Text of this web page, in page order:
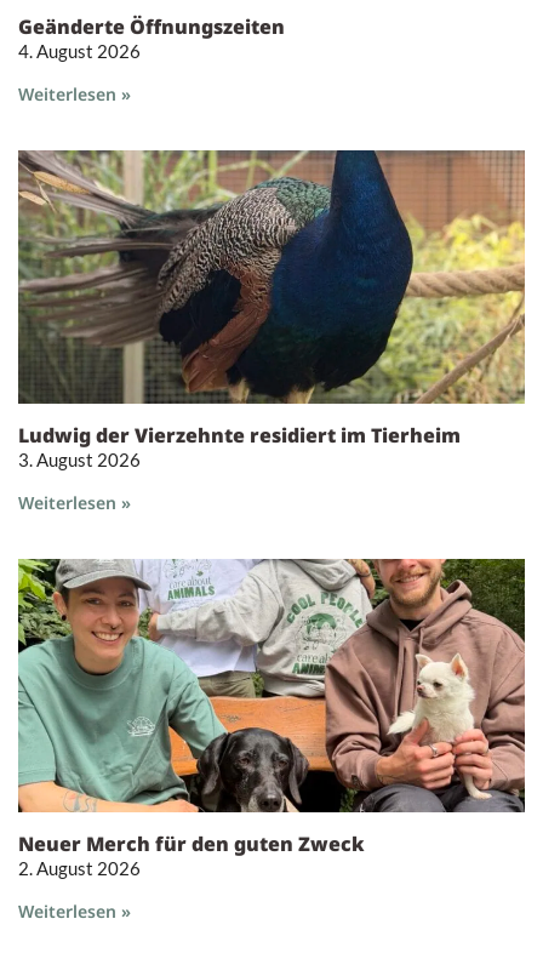
Geänderte Öffnungszeiten
4. August 2026
Weiterlesen »
Ludwig der Vierzehnte residiert im Tierheim
3. August 2026
Weiterlesen »
Neuer Merch für den guten Zweck
2. August 2026
Weiterlesen »